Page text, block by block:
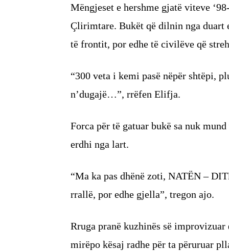
Mëngjeset e hershme gjatë viteve
Çlirimtare. Bukët që dilnin nga duart
të frontit, por edhe të civilëve që
“300 veta i kemi pasë nëpër shtëpi,
n’dugajë…”, rrëfen Elifja.
Forca për të gatuar bukë sa nuk
erdhi nga lart.
“Ma ka pas dhënë zoti, NATËN –
rrallë, por edhe gjella”, tregon ajo.
Rruga pranë kuzhinës së
mirëpo kësaj radhe për ta përuruar